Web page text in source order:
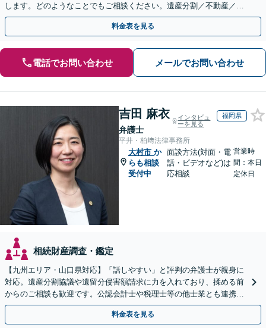
します。どのようなことでもご相談ください。遺産分割／不動産／遺
言書／使い込み／寄与分／遺留分／相続放棄【完全個室】
料金表を見る
電話でお問い合わせ メールでお問い合わせ
吉田 麻衣
弁護士
インタビュ
ーを見る
福岡県
平井・柏﨑法律事務所
大村市 か
らも相談
受付中
面談方法(対面・電
話・ビデオなど)は
応相談
営業時
間：本日
定休日
相続財産調査・鑑定
【九州エリア・山口県対応】「話しやすい」と評判の弁護士が親身に
対応。遺産分割協議や遺留分侵害額請求に力を入れており、揉める前
からのご相談も歓迎です。公認会計士や税理士等の他士業とも連携
し、円満な解決を全力でサポートいたします。
料金表を見る